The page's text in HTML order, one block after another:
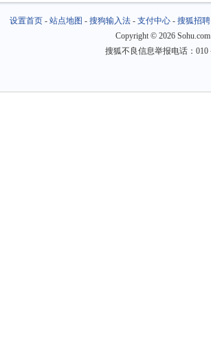
设置首页- 站点地图 - 搜狗输入法- 支付中心- 搜狐招聘
Copyright © 2026
搜狐不良信息举报电话：010